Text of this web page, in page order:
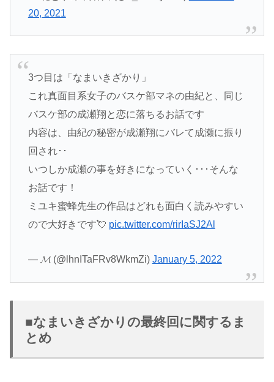
20, 2021
3つ目は「なまいきざかり」
これ真面目系女子のバスケ部マネの由紀と、同じ
バスケ部の成瀬翔と恋に落ちるお話です
内容は、由紀の秘密が成瀬翔にバレて成瀬に振り
回され･･
いつしか成瀬の事を好きになっていく･･･そんな
お話です！
ミユキ蜜蜂先生の作品はどれも面白く読みやすい
ので大好きです💘 pic.twitter.com/rirIaSJ2Al
— 𝓜 (@lhnITaFRv8WkmZi) January 5, 2022
■なまいきざかりの最終回に関するま
とめ